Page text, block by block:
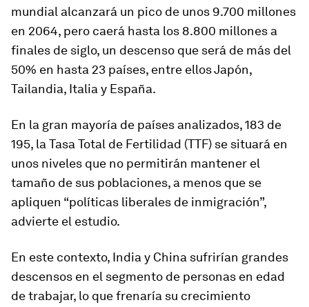
mundial alcanzará un pico de unos 9.700 millones
en 2064, pero caerá hasta los 8.800 millones a
finales de siglo, un descenso que será de más del
50% en hasta 23 países, entre ellos Japón,
Tailandia, Italia y España.
En la gran mayoría de países analizados, 183 de
195, la Tasa Total de Fertilidad (TTF) se situará en
unos niveles que no permitirán mantener el
tamaño de sus poblaciones, a menos que se
apliquen “políticas liberales de inmigración”,
advierte el estudio.
En este contexto, India y China sufrirían grandes
descensos en el segmento de personas en edad
de trabajar, lo que frenaría su crecimiento